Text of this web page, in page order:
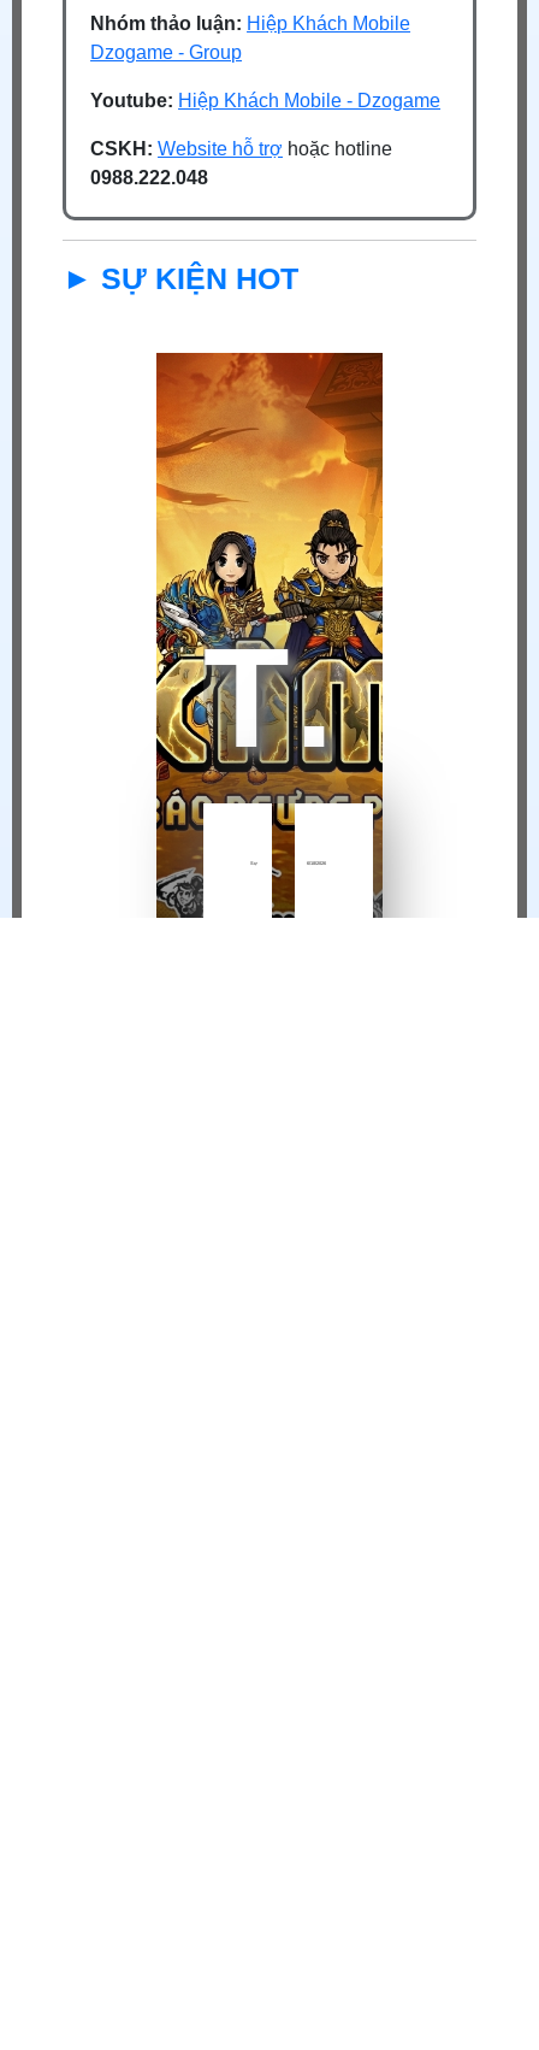
Nhóm thảo luận: Hiệp Khách Mobile
Dzogame - Group
Youtube: Hiệp Khách Mobile - Dzogame
CSKH: Website hỗ trợ hoặc hotline
0988.222.048
► SỰ KIỆN HOT
THÔNG BÁO NGỪNG VẬN HÀNH HIỆP KHÁCH MOBILE TẠI VIỆT NAM
Sự 6/18/2026